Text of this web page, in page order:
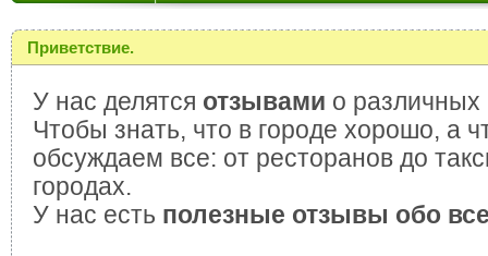
Приветствие.
У нас делятся отзывами о различных
Чтобы знать, что в городе хорошо, а
обсуждаем все: от ресторанов до
городах.
У нас есть полезные отзывы обо